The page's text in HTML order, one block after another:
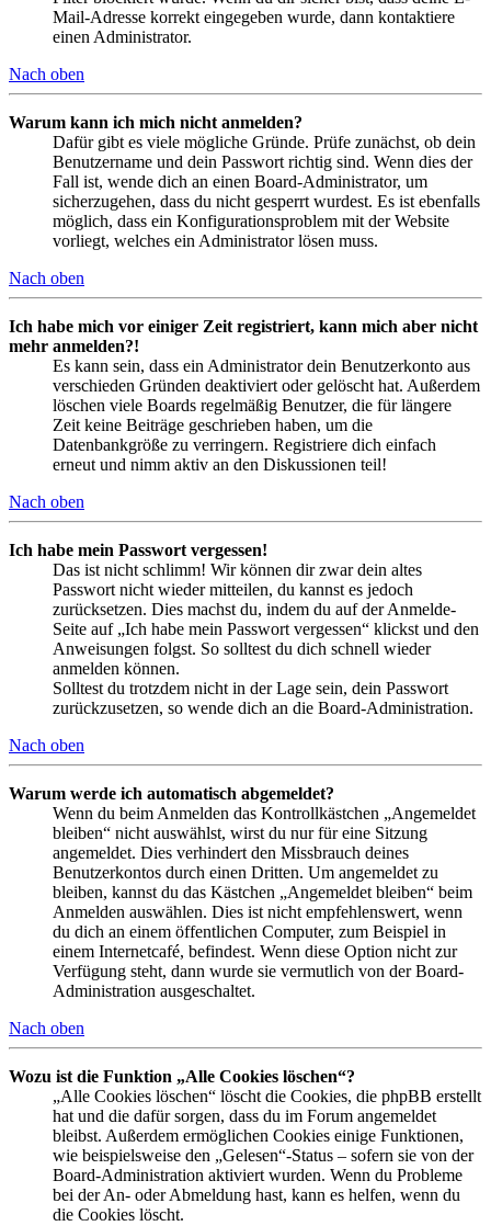
Mail-Adresse korrekt eingegeben wurde, dann kontaktiere
einen Administrator.
Nach oben
Warum kann ich mich nicht anmelden?
Dafür gibt es viele mögliche Gründe. Prüfe zunächst, ob dein
Benutzername und dein Passwort richtig sind. Wenn dies der
Fall ist, wende dich an einen Board-Administrator, um
sicherzugehen, dass du nicht gesperrt wurdest. Es ist ebenfalls
möglich, dass ein Konfigurationsproblem mit der Website
vorliegt, welches ein Administrator lösen muss.
Nach oben
Ich habe mich vor einiger Zeit registriert, kann mich aber nicht
mehr anmelden?!
Es kann sein, dass ein Administrator dein Benutzerkonto aus
verschieden Gründen deaktiviert oder gelöscht hat. Außerdem
löschen viele Boards regelmäßig Benutzer, die für längere
Zeit keine Beiträge geschrieben haben, um die
Datenbankgröße zu verringern. Registriere dich einfach
erneut und nimm aktiv an den Diskussionen teil!
Nach oben
Ich habe mein Passwort vergessen!
Das ist nicht schlimm! Wir können dir zwar dein altes
Passwort nicht wieder mitteilen, du kannst es jedoch
zurücksetzen. Dies machst du, indem du auf der Anmelde-
Seite auf „Ich habe mein Passwort vergessen“ klickst und den
Anweisungen folgst. So solltest du dich schnell wieder
anmelden können.
Solltest du trotzdem nicht in der Lage sein, dein Passwort
zurückzusetzen, so wende dich an die Board-Administration.
Nach oben
Warum werde ich automatisch abgemeldet?
Wenn du beim Anmelden das Kontrollkästchen „Angemeldet
bleiben“ nicht auswählst, wirst du nur für eine Sitzung
angemeldet. Dies verhindert den Missbrauch deines
Benutzerkontos durch einen Dritten. Um angemeldet zu
bleiben, kannst du das Kästchen „Angemeldet bleiben“ beim
Anmelden auswählen. Dies ist nicht empfehlenswert, wenn
du dich an einem öffentlichen Computer, zum Beispiel in
einem Internetcafé, befindest. Wenn diese Option nicht zur
Verfügung steht, dann wurde sie vermutlich von der Board-
Administration ausgeschaltet.
Nach oben
Wozu ist die Funktion „Alle Cookies löschen“?
„Alle Cookies löschen“ löscht die Cookies, die phpBB erstellt
hat und die dafür sorgen, dass du im Forum angemeldet
bleibst. Außerdem ermöglichen Cookies einige Funktionen,
wie beispielsweise den „Gelesen“-Status – sofern sie von der
Board-Administration aktiviert wurden. Wenn du Probleme
bei der An- oder Abmeldung hast, kann es helfen, wenn du
die Cookies löscht.